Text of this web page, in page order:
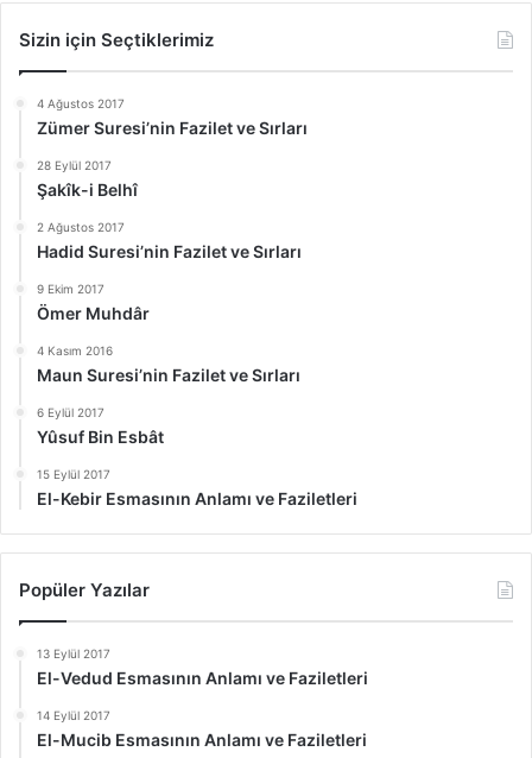
Sizin için Seçtiklerimiz
4 Ağustos 2017
Zümer Suresi’nin Fazilet ve Sırları
28 Eylül 2017
Şakîk-i Belhî
2 Ağustos 2017
Hadid Suresi’nin Fazilet ve Sırları
9 Ekim 2017
Ömer Muhdâr
4 Kasım 2016
Maun Suresi’nin Fazilet ve Sırları
6 Eylül 2017
Yûsuf Bin Esbât
15 Eylül 2017
El-Kebir Esmasının Anlamı ve Faziletleri
Popüler Yazılar
13 Eylül 2017
El-Vedud Esmasının Anlamı ve Faziletleri
14 Eylül 2017
El-Mucib Esmasının Anlamı ve Faziletleri